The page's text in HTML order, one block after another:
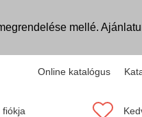
mellé.
Online katalógus
fiókja